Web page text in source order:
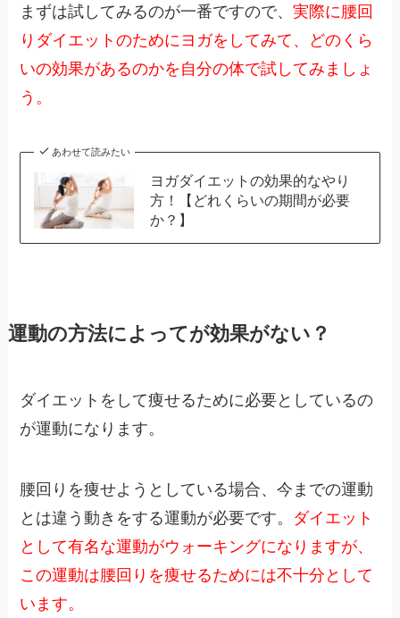
まずは試してみるのが一番ですので、実際に腰回
りダイエットのためにヨガをしてみて、どのくら
いの効果があるのかを自分の体で試してみましょ
う。
あわせて読みたい
ヨガダイエットの効果的なやり
方！【どれくらいの期間が必要
か？】
運動の方法によってが効果がない？
ダイエットをして痩せるために必要としているの
が運動になります。
腰回りを痩せようとしている場合、今までの運動
とは違う動きをする運動が必要です。 ダイエット
として有名な運動がウォーキングになりますが、
この運動は腰回りを痩せるためには不十分として
います。